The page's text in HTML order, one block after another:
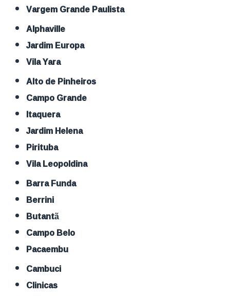
Vargem Grande Paulista
Alphaville
Jardim Europa
Vila Yara
Alto de Pinheiros
Campo Grande
Itaquera
Jardim Helena
Pirituba
Vila Leopoldina
Barra Funda
Berrini
Butantã
Campo Belo
Pacaembu
Cambuci
Clinicas